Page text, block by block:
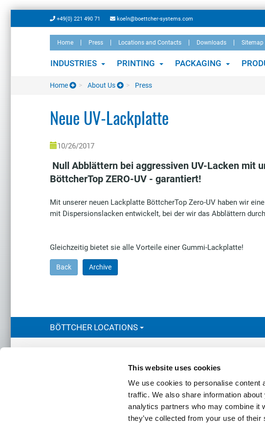
This website uses cookies
We use cookies to personalise content
traffic. We also share information
analytics partners who may combine it
they’ve collected from your use of their
to
+49(0) 221 490 71 koeln@boettcher-systems.com
Home Press Locations and Contacts Downloads Sitemap
INDUSTRIES PRINTING PACKAGING
Home About Us Press
Neue UV-Lackplatte
10/26/2017
Null Abblättern bei aggressiven UV-Lacken mit
BöttcherTop ZERO-UV - garantiert!
Mit unserer neuen Lackplatte BöttcherTop Zero-UV haben wir
mit Dispersionslacken entwickelt, bei der wir das Abblättern
Gleichzeitig bietet sie alle Vorteile einer Gummi-Lackplatte!
Back Archive
BÖTTCHER LOCATIONS
Felix Böttcher GmbH & Co.
50933 Cologne
Data protection Cookies